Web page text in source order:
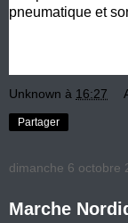
pneumatique et
Unknown à 16:27
Partager
dimanche 6 octobre
Marche